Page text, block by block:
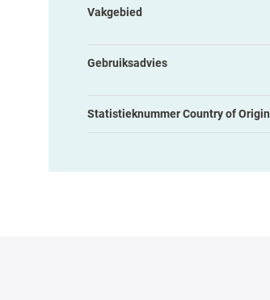
Vakgebied
Gebruiksadvies
Statistieknummer Country of Origin